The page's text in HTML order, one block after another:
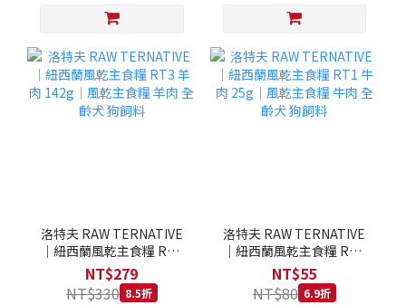
洛特夫 RAW TERNATIVE
｜紐西蘭風乾主食糧 RT3
羊肉 142g｜風乾主食糧 羊
肉 全齡犬 狗飼料
NT$279
NT$330 8.5折
洛特夫 RAW TERNATIVE
｜紐西蘭風乾主食糧 RT1
牛肉 25g｜風乾主食糧 牛
肉 全齡犬 狗飼料
NT$55
NT$80 6.9折